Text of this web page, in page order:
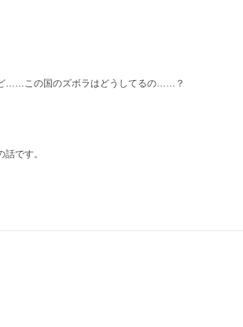
……この国のズボラはどうしてるの……？
です。